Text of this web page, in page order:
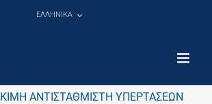
ΕΛΛΗΝΙΚΑ
ΑΝΤΙΣΤΑΘΜΙΣΤΗ ΥΠΕΡΤΑΣΕΩΝ